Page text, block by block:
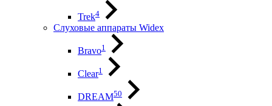
Trek4
Слуховые аппараты Widex
Bravo1
Clear1
DREAM50